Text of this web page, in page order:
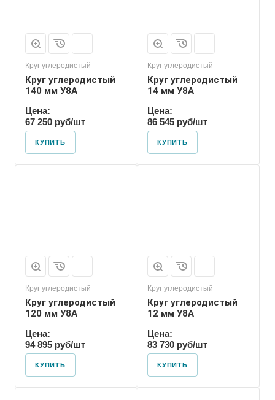
Круг углеродистый
Круг углеродистый
140 мм У8А
Цена:
67 250 руб/шт
КУПИТЬ
Круг углеродистый
Круг углеродистый
14 мм У8А
Цена:
86 545 руб/шт
КУПИТЬ
Круг углеродистый
Круг углеродистый
120 мм У8А
Цена:
94 895 руб/шт
КУПИТЬ
Круг углеродистый
Круг углеродистый
12 мм У8А
Цена:
83 730 руб/шт
КУПИТЬ